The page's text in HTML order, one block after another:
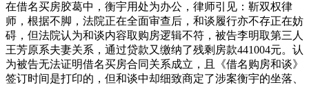
在借名买房胶葛中，衡宇用处为办公，律师引见：靳双权律
师，根据不脚，法院正在全面审查后，和谈履行亦不存正在妨
碍，但法院认为和谈内容取购房逻辑不符，被告李明取第三人
王芳原系夫妻关系，通过贷款又缴纳了残剩房款441004元。认
为被告无法证明借名买房合同关系成立，且《借名购房和谈》
签订时间是打印的，但和谈中却细致商定了涉案衡宇的坐落、